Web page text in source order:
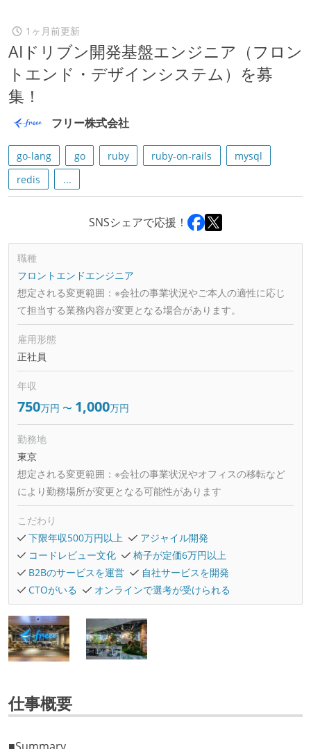
1ヶ月前更新
AIドリブン開発基盤エンジニア（フロン
トエンド・デザインシステム）を募
集！
フリー株式会社
go-lang go ruby ruby-on-rails
mysql
redis
...
SNSシェアで応援！
職種
フロントエンドエンジニア
想定される変更範囲： ※会社の事業状況やご本人の適性に応じ
て担当する業務内容が変更となる場合があります。
雇用形態
正社員
年収
750万円 〜 1,000万円
勤務地
東京
想定される変更範囲： ※会社の事業状況やオフィスの移転など
により勤務場所が変更となる可能性があります
こだわり
下限年収500万円以上
アジャイル開発
コードレビュー文化
椅子が定価6万円以上
B2Bのサービスを運営
自社サービスを開発
CTOがいる
オンラインで選考が受けられる
仕事概要